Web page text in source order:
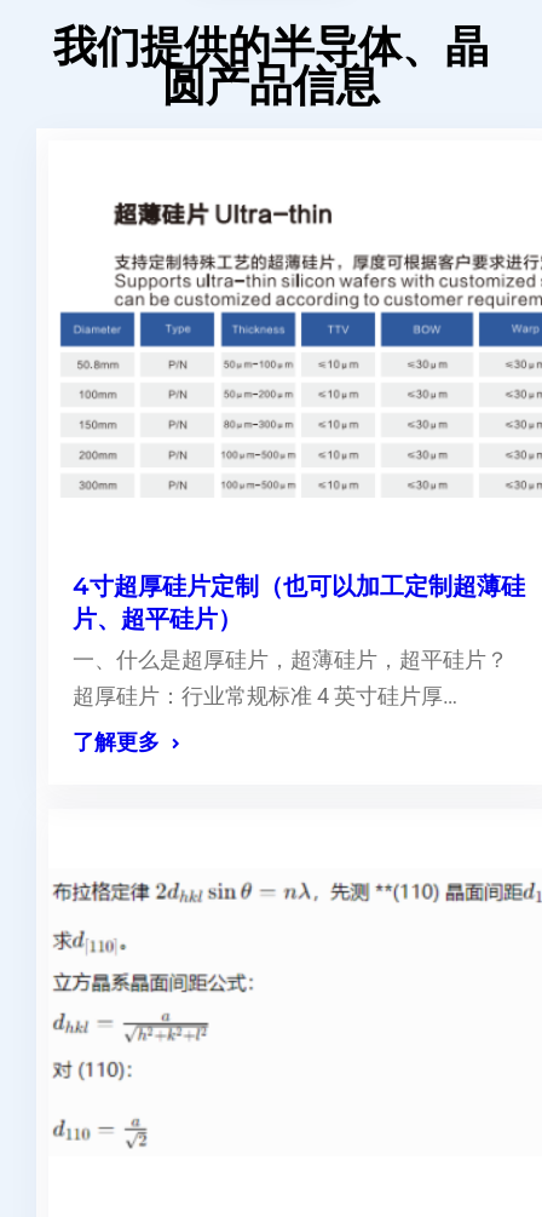
我们提供的半导体、晶
圆产品信息
4寸超厚硅片定制（也可以加工定制超薄硅
片、超平硅片）
一、什么是超厚硅片，超薄硅片，超平硅片？
超厚硅片：行业常规标准 4 英寸硅片厚…
了解更多